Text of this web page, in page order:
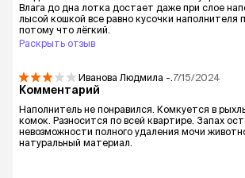
Влага до дна лотка достает даже при слое
лысой кошкой все равно кусочки наполнителя
потому что лёгкий.
Раскрыть отзыв
Иванова Людмила -. 7/15/2024
Комментарий
Наполнитель не понравился. Комкуется в
комок. Разносится по всей квартире. Запах
невозможности полного удаления мочи
натуральный материал.